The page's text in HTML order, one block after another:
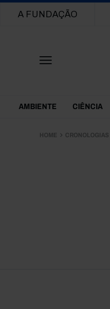
Main navigation
A FUNDAÇÃO
Themes Menu
AMBIENTE CIÊNCIA
HOME CRONOLOGIAS